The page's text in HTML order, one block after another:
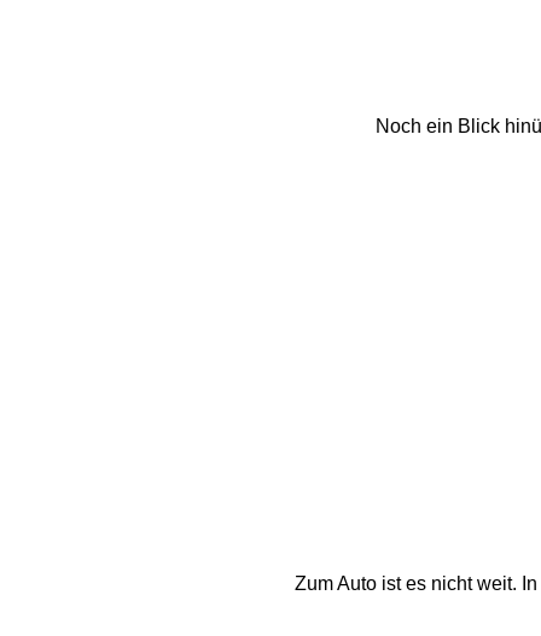
Noch ein Blick
Zum Auto ist es nicht weit.